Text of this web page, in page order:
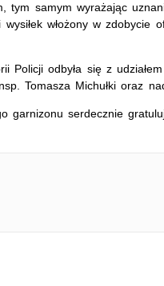
tym samym wyrażając
włożony w zdobycie
Policji odbyła się z
Tomasza Michułki oraz
garnizonu serdecznie